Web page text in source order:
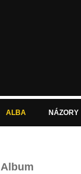
ALBA NÁZORY
Album